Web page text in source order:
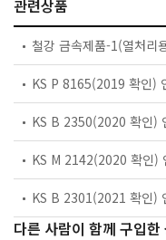
관련상품
철강 금속제품-1(열처리
KS P 8165(2019 확인)
KS B 2350(2020 확인)
KS M 2142(2020 확인)
KS B 2301(2021 확인)
다른 사람이 함께 구입한